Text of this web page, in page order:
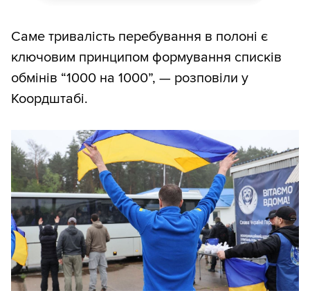
Саме тривалість перебування в полоні є
ключовим принципом формування списків
обмінів “1000 на 1000”, — розповіли у
Коордштабі.